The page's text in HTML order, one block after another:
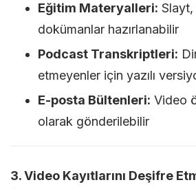
Eğitim Materyalleri:
dokümanlar hazırlanabilir
Podcast Transkriptleri:
etmeyenler için yazılı
E-posta Bültenleri: Video
olarak gönderilebilir
3. Video Kayıtlarını Deşifre